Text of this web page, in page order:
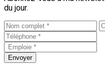
du jour.
Envoyer